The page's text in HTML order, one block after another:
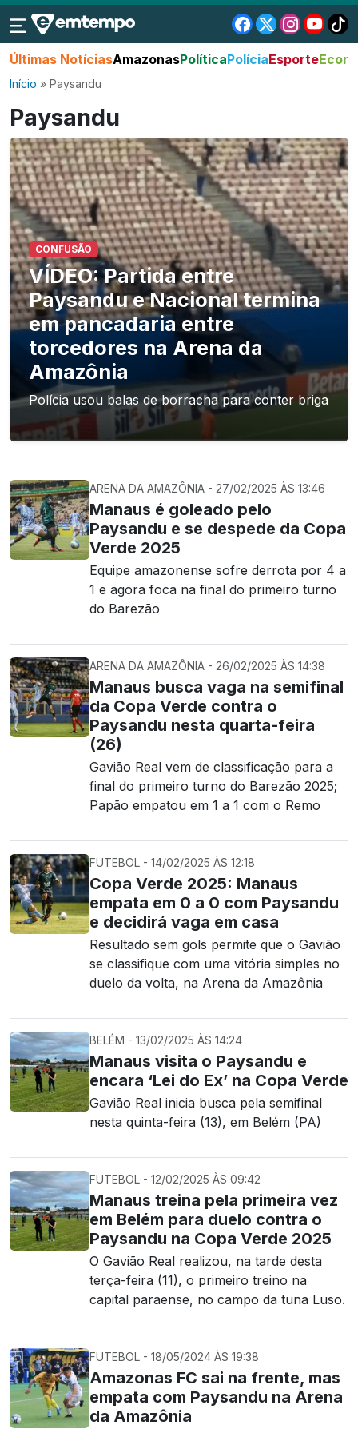
Últimas NotíciasAmazonasPolíticaPolíciaEsporte
Início » Paysandu
Paysandu
CONFUSÃO
VÍDEO: Partida entre
Paysandu e Nacional termina
em pancadaria entre
torcedores na Arena da
Amazônia
Polícia usou balas de borracha para conter briga
ARENA DA AMAZÔNIA - 27/02/2025 ÀS 13:46
Manaus é goleado pelo
Paysandu e se despede da Copa
Verde 2025
Equipe amazonense sofre derrota por 4 a
1 e agora foca na final do primeiro turno
do Barezão
ARENA DA AMAZÔNIA - 26/02/2025 ÀS 14:38
Manaus busca vaga na semifinal
da Copa Verde contra o
Paysandu nesta quarta-feira
(26)
Gavião Real vem de classificação para a
final do primeiro turno do Barezão 2025;
Papão empatou em 1 a 1 com o Remo
FUTEBOL - 14/02/2025 ÀS 12:18
Copa Verde 2025: Manaus
empata em 0 a 0 com Paysandu
e decidirá vaga em casa
Resultado sem gols permite que o Gavião
se classifique com uma vitória simples no
duelo da volta, na Arena da Amazônia
BELÉM - 13/02/2025 ÀS 14:24
Manaus visita o Paysandu e
encara ‘Lei do Ex’ na Copa Verde
Gavião Real inicia busca pela semifinal
nesta quinta-feira (13), em Belém (PA)
FUTEBOL - 12/02/2025 ÀS 09:42
Manaus treina pela primeira vez
em Belém para duelo contra o
Paysandu na Copa Verde 2025
O Gavião Real realizou, na tarde desta
terça-feira (11), o primeiro treino na
capital paraense, no campo da tuna Luso.
FUTEBOL - 18/05/2024 ÀS 19:38
Amazonas FC sai na frente, mas
empata com Paysandu na Arena
da Amazônia